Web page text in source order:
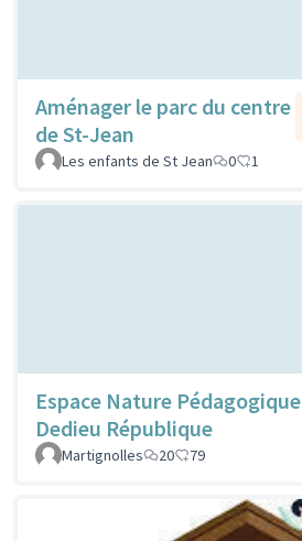
Aménager le parc du centre
de St-Jean
Les enfants de St Jean
0 1
Espace Nature Pédagogique
Dedieu République
Martignolles
20 79